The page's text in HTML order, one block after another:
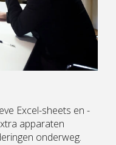
Excel-sheets en -
apparaten
onderweg.